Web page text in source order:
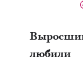
любили